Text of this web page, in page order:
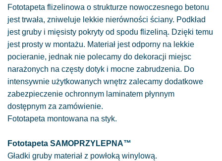
Fototapeta flizelinowa o strukturze nowoczesnego betonu
jest trwała, zniweluje lekkie nierówności ściany. Podkład
jest gruby i mięsisty pokryty od spodu flizeliną. Dzięki temu
jest prosty w montażu. Materiał jest odporny na lekkie
pocieranie, jednak nie polecamy do dekoracji miejsc
narażonych na częsty dotyk i mocne zabrudzenia. Do
intensywnie użytkowanych wnętrz zalecamy dodatkowe
zabezpieczenie ochronnym laminatem płynnym
dostępnym za zamówienie.
Fototapeta montowana na styk.
Fototapeta SAMOPRZYLEPNA™
Gładki gruby materiał z powłoką winylową.